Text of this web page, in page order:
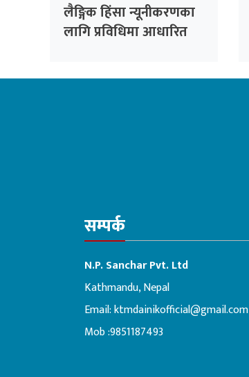
लैङ्गिक हिंसा न्यूनीकरणका
लागि प्रविधिमा आधारित
सम्पर्क
N.P. Sanchar Pvt. Ltd
Kathmandu, Nepal
Email:ktmdainikofficial@gmail.com
Mob :9851187493